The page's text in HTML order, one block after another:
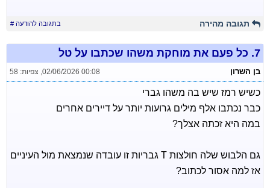
תגובה מהירה בתגובה להודעה #
7. כל פעם את מוחקת משהו שכתבו על טל
בן השרון 02/06/2026 00:08
, צפיות: 58
כשיש רמז שיש בה משהו גברי
כבר נכתבו אלף מילים גרועות יותר על דיירים אחרים
במה היא זכתה אצלך?
גם הלבוש שלה חולצות T גבריות זו עובדה שנמצאת מול העיניים
אז למה אסור לכתוב?